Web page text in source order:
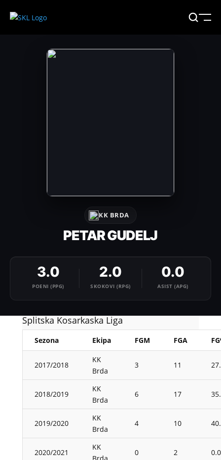
KK BRDA
PETAR GUDELJ
3.0
POENI (PPG)
2.0
SKOKOVI (RPG)
0.0
ASIST (APG)
Splitska Kosarkaska Liga
Sezona Ekipa FGM FGA
2017/2018
KK
Brda
3 11
2018/2019
KK
Brda
6 17
2019/2020
KK
Brda
4 10
2020/2021
KK
0 2 0.0